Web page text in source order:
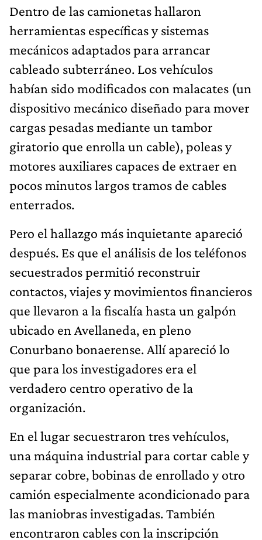
Dentro de las camionetas hallaron
herramientas específicas y sistemas
mecánicos adaptados para arrancar
cableado subterráneo. Los vehículos
habían sido modificados con malacates (un
dispositivo mecánico diseñado para mover
cargas pesadas mediante un tambor
giratorio que enrolla un cable), poleas y
motores auxiliares capaces de extraer en
pocos minutos largos tramos de cables
enterrados.
Pero el hallazgo más inquietante apareció
después. Es que el análisis de los teléfonos
secuestrados permitió reconstruir
contactos, viajes y movimientos financieros
que llevaron a la fiscalía hasta un galpón
ubicado en Avellaneda, en pleno
Conurbano bonaerense. Allí apareció lo
que para los investigadores era el
verdadero centro operativo de la
organización.
En el lugar secuestraron tres vehículos,
una máquina industrial para cortar cable y
separar cobre, bobinas de enrollado y otro
camión especialmente acondicionado para
las maniobras investigadas. También
encontraron cables con la inscripción